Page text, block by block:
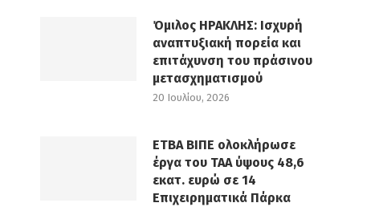
Όμιλος ΗΡΑΚΛΗΣ: Ισχυρή
αναπτυξιακή πορεία και
επιτάχυνση του πράσινου
μετασχηματισμού
20 Ιουλίου, 2026
ΕΤΒΑ ΒΙΠΕ ολοκλήρωσε
έργα του ΤΑΑ ύψους 48,6
εκατ. ευρώ σε 14
Επιχειρηματικά Πάρκα